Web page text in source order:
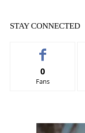
STAY CONNECTED
0
Fans